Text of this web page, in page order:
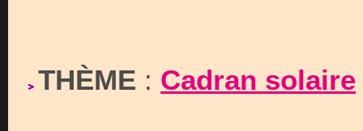
THÈME : Cadran solaire